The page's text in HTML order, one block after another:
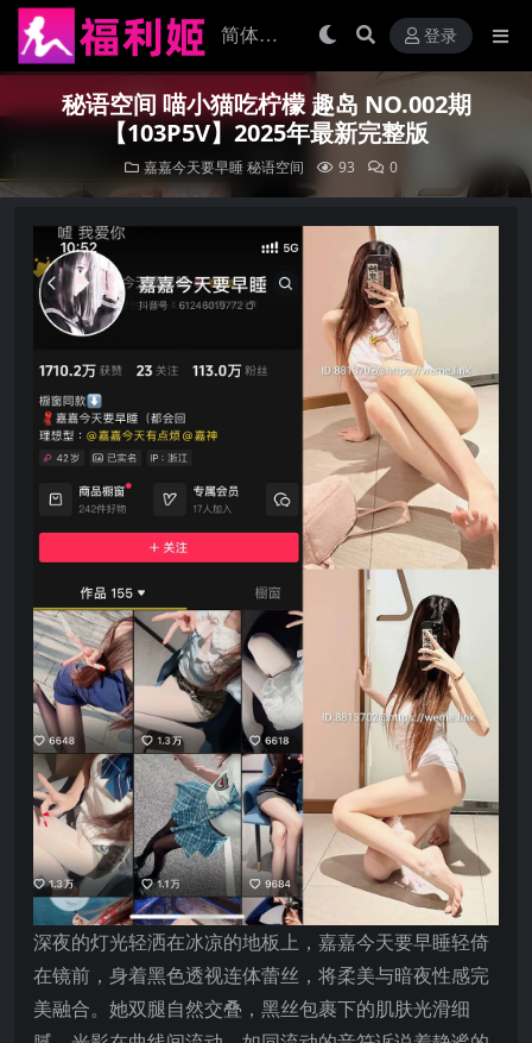
登录
秘语空间 喵小猫吃柠檬 趣岛 NO.002期
【103P5V】2025年最新完整版
嘉嘉今天要早睡秘语空间 93 0
深夜的灯光轻洒在冰凉的地板上，嘉嘉今天要早睡轻倚
在镜前，身着黑色透视连体蕾丝，将柔美与暗夜性感完
美融合。她双腿自然交叠，黑丝包裹下的肌肤光滑细